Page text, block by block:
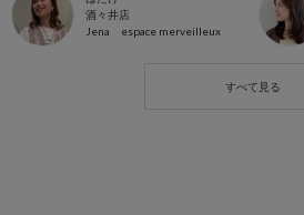
酒々井店
Jena espace merveilleux